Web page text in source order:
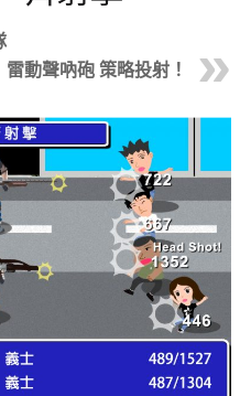
雷動聲吶砲 策略投射！